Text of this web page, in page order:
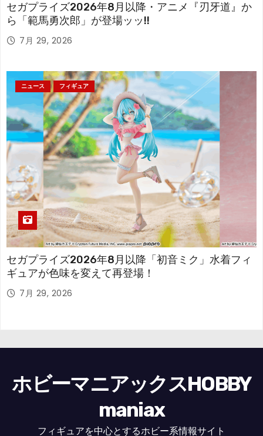
セガプライズ2026年8月以降・アニメ『刃牙道』か
ら「範馬勇次郎」が登場ッッ!!
7月 29, 2026
ニュース フィギュア
セガプライズ2026年8月以降「初音ミク」水着フィ
ギュアが色味を変えて再登場！
7月 29, 2026
ホビーマニアックスHOBBY
maniax
フィギュアを中心とするホビー系情報サイト